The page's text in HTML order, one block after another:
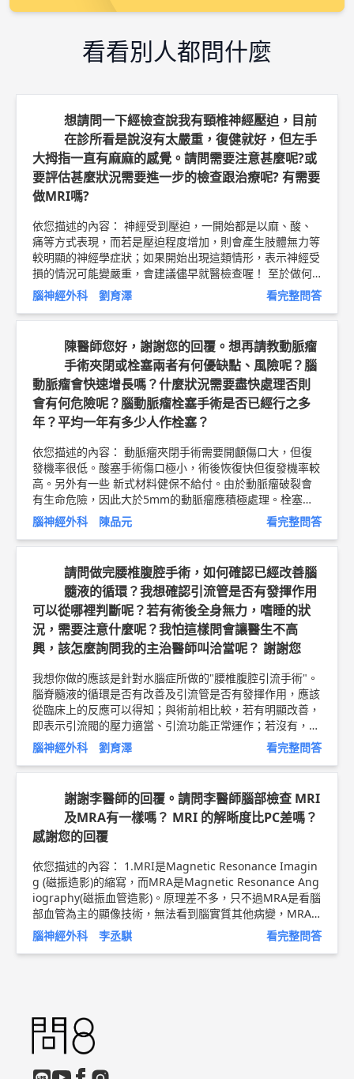
看看別人都問什麼
想請問一下經檢查說我有頸椎神經壓迫，目前
在診所看是說沒有太嚴重，復健就好，但左手
大拇指一直有麻麻的感覺。請問需要注意甚麼呢?或
要評估甚麼狀況需要進一步的檢查跟治療呢? 有需要
做MRI嗎?
依您描述的內容： 神經受到壓迫，一開始都是以麻、酸、
痛等方式表現，而若是壓迫程度增加，則會產生肢體無力等
較明顯的神經學症狀；如果開始出現這類情形，表示神經受
損的情況可能變嚴重，會建議儘早就醫檢查喔！ 至於做何
種檢查，則須依臨床實際狀況而決定。初期病患，一般會照
X光片看骨頭排列、磨損情況，或是做神經傳導檢查，評估
神經何處有明顯壓迫；若是有嚴重的神經壓迫症狀，則會考
慮安排核磁共振做進一步的診斷。但實際需何種檢查或治
療，建議當面與醫師諮詢討論過較合適。 以上純係觀念交
流，一切以醫師實際看診為準。 林口長庚紀念醫院 急重症
神經外科 主治醫師 劉育澤 醫師簡介 ►http://bit.ly/2MiiM
Un坐骨神經痛衛教文章 ►http://bit.ly/2BcPUrt
腦神經外科 劉育澤 看完整問答
陳醫師您好，謝謝您的回覆。想再請教動脈瘤
手術夾閉或栓塞兩者有何優缺點、風險呢？腦
動脈瘤會快速增長嗎？什麼狀況需要盡快處理否則
會有何危險呢？腦動脈瘤栓塞手術是否已經行之多
年？平均一年有多少人作栓塞？
依您描述的內容： 動脈瘤夾閉手術需要開顱傷口大，但復
發機率很低。酸塞手術傷口極小，術後恢復快但復發機率較
高。另外有一些 新式材料健保不給付。由於動脈瘤破裂會
有生命危險，因此大於5mm的動脈瘤應積極處理。栓塞手
術已行之多年每年有越來越多的病人使用這種方法處理。
以上純係觀念交流，一切以醫師實際看診為準。 林口長庚
紀念醫院 腦神經外科 副教授 陳品元 醫師簡介 ►http://bi
t.ly/2zZXl2o 腦瘤檢查衛教文章 ► http://bit.ly/2ypmr98
腦神經外科 陳品元 看完整問答
請問做完腰椎腹腔手術，如何確認已經改善腦
髓液的循環？我想確認引流管是否有發揮作用
可以從哪裡判斷呢？若有術後全身無力，嗜睡的狀
況，需要注意什麼呢？我怕這樣問會讓醫生不高
興，該怎麼詢問我的主治醫師叫洽當呢？ 謝謝您
我想你做的應該是針對水腦症所做的"腰椎腹腔引流手術"。
腦脊髓液的循環是否有改善及引流管是否有發揮作用，應該
從臨床上的反應可以得知；與術前相比較，若有明顯改善，
即表示引流閥的壓力適當、引流功能正常運作；若沒有，則
表示可能引流功能不佳或需改變壓力設定了。至於術後有無
力、嗜睡情況，若持續數天，甚至狀況越來越嚴重，建議及
早回診較為安全。建議可以當面與主刀醫師提及你的反應與
問題，一般醫師都會與你討論的。 以上純係觀念交流，一
切以醫師實際看診為準。 林口長庚紀念醫院 急重症神經外
科 主治醫師 劉育澤 醫師簡介 ►http://bit.ly/2MiiMUn
腦神經外科 劉育澤 看完整問答
謝謝李醫師的回覆。請問李醫師腦部檢查 MRI
及MRA有一樣嗎？ MRI 的解晰度比PC差嗎？
感謝您的回覆
依您描述的內容： 1.MRI是Magnetic Resonance Imagin
g (磁振造影)的縮寫，而MRA是Magnetic Resonance Ang
iography(磁振血管造影)。原理差不多，只不過MRA是看腦
部血管為主的顯像技術，無法看到腦實質其他病變，MRA
只是MRI的其中一種顯像技術 2.不知道您所謂PC是指什
麼？如果是指PET/CT正子攝影/電腦斷層那其實MRI與PET/
顯像來跟臨床醫師說腦部確切出現代謝異常的部位在哪裡。
當然也有PET結合MRI的技術，對於腦部病灶尤其是癲癇部
位的確認會更加準確。 以上純係觀念交流，一切以醫師實
際看診為準。 林口長庚紀念醫院 神經外科 助理教授 李丞騏
腦神經外科 李丞騏 看完整問答